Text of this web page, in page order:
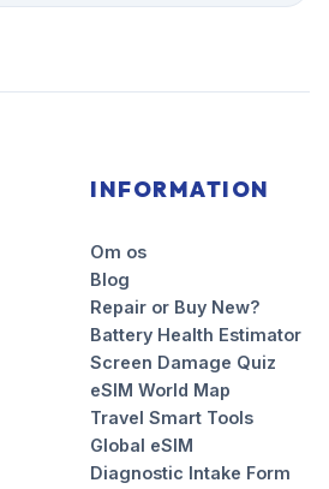
INFORMATION
Om os
Blog
Repair or Buy New?
Battery Health Estimator
Screen Damage Quiz
eSIM World Map
Travel Smart Tools
Global eSIM
Diagnostic Intake Form